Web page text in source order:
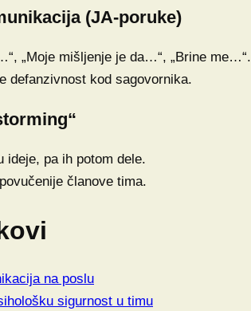
(JA-poruke)
„Moje mišljenje je da…“, „Brine me…“.
defanzivnost kod sagovornika.
ideje, pa ih potom dele.
članove tima.
na poslu
sigurnost u timu